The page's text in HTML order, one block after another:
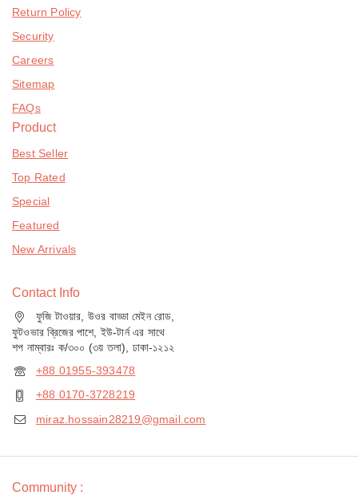
Return Policy
Security
Careers
Sitemap
FAQs
Product
Best Seller
Top Rated
Special
Featured
New Arrivals
Contact Info
ফুজি টাওয়ার, উওর বাড্ডা মেইন রোড,
ফুটওভার ব্রিজের পাশে, ইউ-টার্ন এর সাথে
শপ নাম্বারঃ ক/৩০০ (৩য় তলা), ঢাকা-১২১২
+88 01955-393478
+88 0170-3728219
miraz.hossain28219@gmail.com
Community :